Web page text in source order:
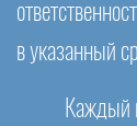
в указанный
Каждый